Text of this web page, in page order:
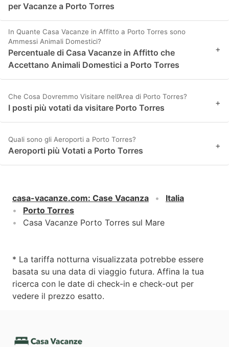
per Vacanze a Porto Torres
In Quante Casa Vacanze in Affitto a Porto Torres sono
Ammessi Animali Domestici?
Percentuale di Casa Vacanze in Affitto che
Accettano Animali Domestici a Porto Torres
+
Che Cosa Dovremmo Visitare nell’Area di Porto Torres?
I posti più votati da visitare Porto Torres +
Quali sono gli Aeroporti a Porto Torres?
Aeroporti più Votati a Porto Torres +
casa-vacanze.com: Case Vacanza
Italia
Porto Torres
Casa Vacanze Porto Torres sul Mare
* La tariffa notturna visualizzata potrebbe essere
basata su una data di viaggio futura. Affina la tua
ricerca con le date di check-in e check-out per
vedere il prezzo esatto.